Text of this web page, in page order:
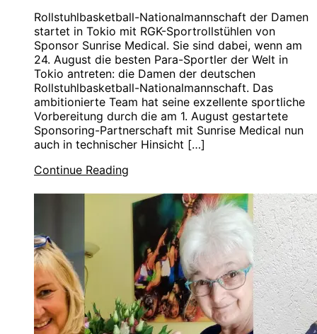
Rollstuhlbasketball-Nationalmannschaft der Damen
startet in Tokio mit RGK-Sportrollstühlen von
Sponsor Sunrise Medical. Sie sind dabei, wenn am
24. August die besten Para-Sportler der Welt in
Tokio antreten: die Damen der deutschen
Rollstuhlbasketball-Nationalmannschaft. Das
ambitionierte Team hat seine exzellente sportliche
Vorbereitung durch die am 1. August gestartete
Sponsoring-Partnerschaft mit Sunrise Medical nun
auch in technischer Hinsicht […]
Continue Reading